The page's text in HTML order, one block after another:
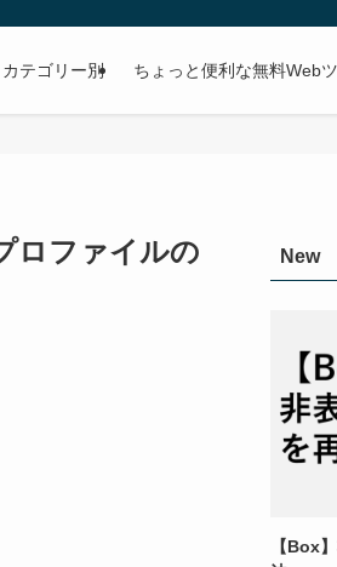
カテゴリー別 ちょっと便利な無料Web
ロファイルの
New
【Box